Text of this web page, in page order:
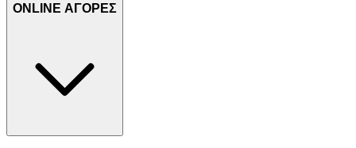
ONLINE ΑΓΟΡΕΣ